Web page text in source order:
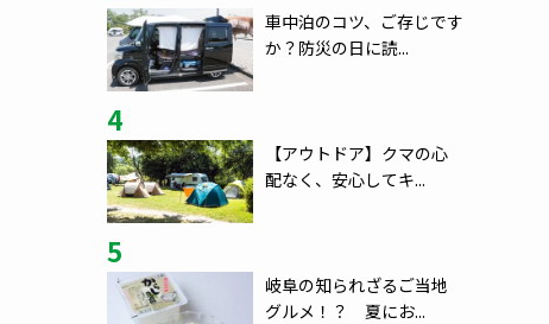
車中泊のコツ、ご存じです
か？防災の日に読...
4
【アウトドア】クマの心
配なく、安心してキ...
5
岐阜の知られざるご当地
グルメ！？ 夏にお...